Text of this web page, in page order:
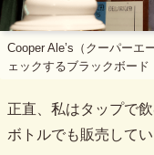
Cooper Ale’s（クーパーエ
ェックするブラックボード
正直、私はタップで
ボトルでも販売して